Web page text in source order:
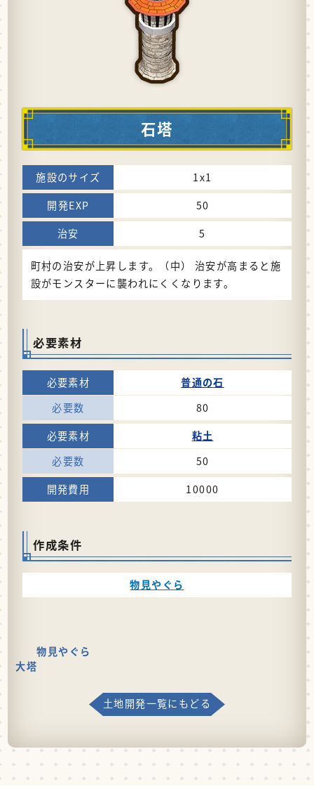
石塔
1x1
50
5
町村の治安が上昇します。（中） 治安が高まると施
設がモンスターに襲われにくくなります。
必要素材
普通の石
80
粘土
50
10000
作成条件
物見やぐら
物見やぐら
大塔
土地開発一覧にもどる